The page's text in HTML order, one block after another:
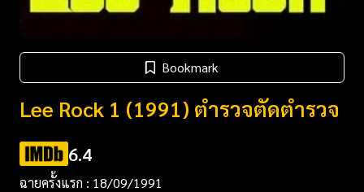
Bookmark
Lee Rock 1 (1991) ตำรวจตัดตำรวจ
6.4
ฉายครั้งแรก : 18/09/1991